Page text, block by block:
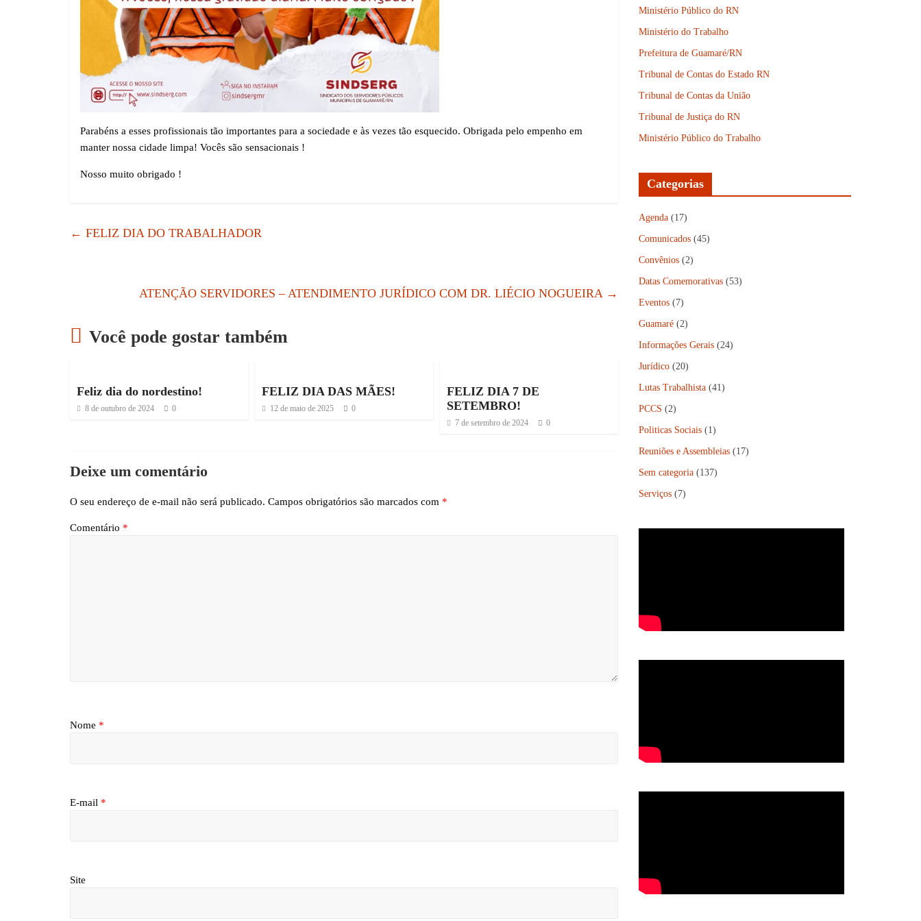
Parabéns a esses profissionais tão importantes para a sociedade e às vezes tão esquecido. Obrigada pelo empenho em
manter nossa cidade limpa! Vocês são sensacionais !
Nosso muito obrigado !
← FELIZ DIA DO TRABALHADOR
ATENÇÃO SERVIDORES – ATENDIMENTO JURÍDICO COM DR. LIÉCIO NOGUEIRA →
Você pode gostar também
Feliz dia do nordestino!
8 de outubro de 2024 0
FELIZ DIA DAS MÃES!
12 de maio de 2025 0
FELIZ DIA 7 DE
SETEMBRO!
7 de setembro de 2024 0
Deixe um comentário
O seu endereço de e-mail não será publicado. Campos obrigatórios são marcados com *
Comentário *
Nome *
E-mail *
Site
Ministério Público do RN
Ministério do Trabalho
Prefeitura de Guamaré/RN
Tribunal de Contas do Estado RN
Tribunal de Contas da União
Tribunal de Justiça do RN
Ministério Público do Trabalho
Categorias
Agenda (17)
Comunicados (45)
Convênios (2)
Datas Comemorativas (53)
Eventos (7)
Guamaré (2)
Informações Gerais (24)
Jurídico (20)
Lutas Trabalhista (41)
PCCS (2)
Politicas Sociais (1)
Reuniões e Assembleias (17)
Sem categoria (137)
Serviços (7)